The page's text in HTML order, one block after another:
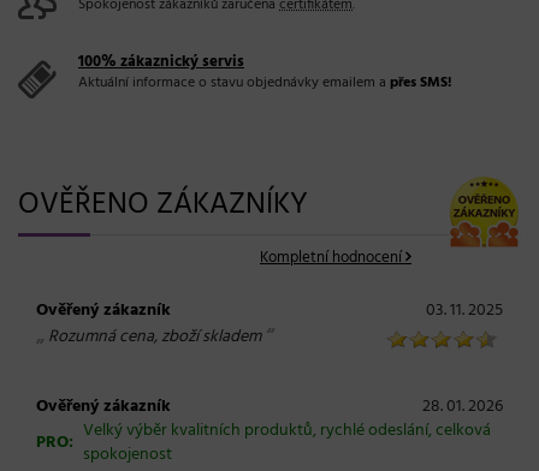
Spokojenost zákazníků zaručena certifikátem.
100% zákaznický servis
Aktuální informace o stavu objednávky emailem a přes SMS!
OVĚŘENO ZÁKAZNÍKY
Kompletní hodnocení
Ověřený zákazník 03. 11. 2025
„ Rozumná cena, zboží skladem“
Ověřený zákazník
28. 01. 2026
PRO: Velký výběr kvalitních produktů, rychlé odeslání, celková
spokojenost